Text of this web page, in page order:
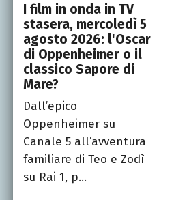
I film in onda in TV
stasera, mercoledì 5
agosto 2026: l'Oscar
di Oppenheimer o il
classico Sapore di
Mare?
Dall’epico
Oppenheimer su
Canale 5 all’avventura
familiare di Teo e Zodì
su Rai 1, p...